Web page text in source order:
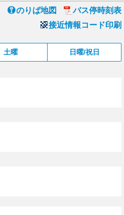
のりば地図
バス停時刻表
接近情報コード印刷
土曜 日曜/祝日